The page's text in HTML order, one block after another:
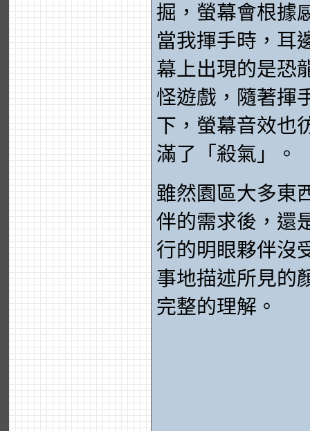
掘，螢幕會根據
當我揮手時，耳
幕上出現的是恐
怪遊戲，隨著揮
下，螢幕音效也
滿了「殺氣」。
雖然園區大多東
伴的需求後，還
行的明眼夥伴沒
事地描述所見的
完整的理解。